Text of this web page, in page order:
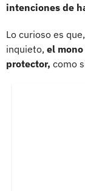
intenciones de
Lo curioso es
inquieto, el
protector, como